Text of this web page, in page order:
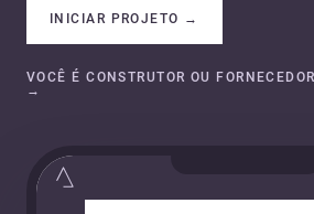
INICIAR PROJETO →
VOCÊ É CONSTRUTOR OU
→